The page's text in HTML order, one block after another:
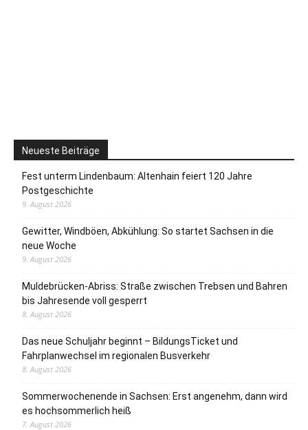
Neueste Beiträge
Fest unterm Lindenbaum: Altenhain feiert 120 Jahre
Postgeschichte
9. August 2026
Gewitter, Windböen, Abkühlung: So startet Sachsen in die
neue Woche
9. August 2026
Muldebrücken-Abriss: Straße zwischen Trebsen und Bahren
bis Jahresende voll gesperrt
8. August 2026
Das neue Schuljahr beginnt – BildungsTicket und
Fahrplanwechsel im regionalen Busverkehr
8. August 2026
Sommerwochenende in Sachsen: Erst angenehm, dann wird
es hochsommerlich heiß
7. August 2026